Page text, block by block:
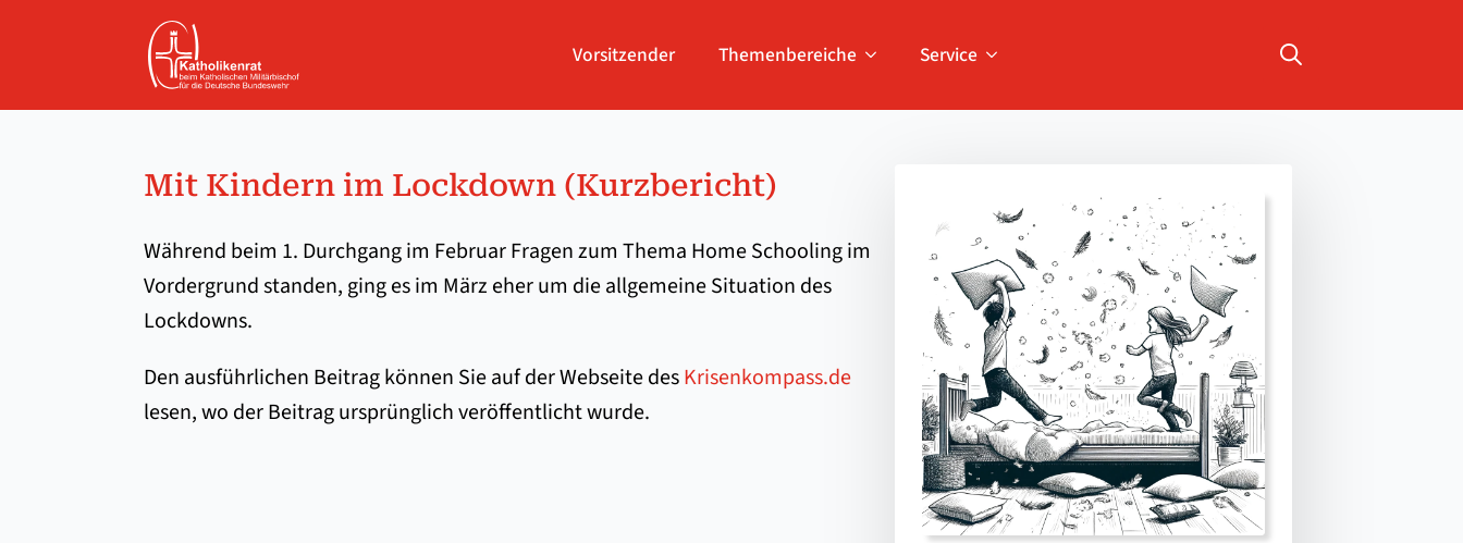
Vorsitzender Themenbereiche Service
Mit Kindern im Lockdown (Kurzbericht)
Während beim 1. Durchgang im Februar Fragen zum Thema Home Schooling im
Vordergrund standen, ging es im März eher um die allgemeine Situation des
Lockdowns.
Den ausführlichen Beitrag können Sie auf der Webseite desKrisenkompass.de
lesen, wo der Beitrag ursprünglich veröffentlicht wurde.